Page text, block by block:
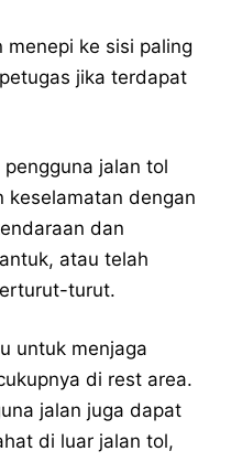
ke sisi paling
jika terdapat
jalan tol
keselamatan dengan
dan
atau telah
turut.
untuk menjaga
di rest area.
jalan juga dapat
di luar jalan tol,